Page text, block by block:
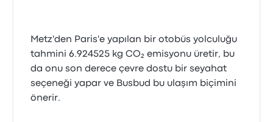
Metz'den Paris'e yapılan bir otobüs yolculuğu
tahmini 6.924525 kg CO₂ emisyonu üretir, bu
da onu son derece çevre dostu bir seyahat
seçeneği yapar ve Busbud bu ulaşım biçimini
önerir.